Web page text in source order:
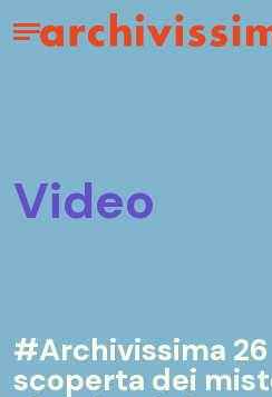
Home page
Apri il menu
video
#Archivissima
scoperta dei